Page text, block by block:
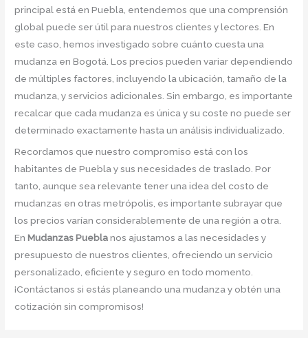
principal está en Puebla, entendemos que una comprensión
global puede ser útil para nuestros clientes y lectores. En
este caso, hemos investigado sobre cuánto cuesta una
mudanza en Bogotá. Los precios pueden variar dependiendo
de múltiples factores, incluyendo la ubicación, tamaño de la
mudanza, y servicios adicionales. Sin embargo, es importante
recalcar que cada mudanza es única y su coste no puede ser
determinado exactamente hasta un análisis individualizado.
Recordamos que nuestro compromiso está con los
habitantes de Puebla y sus necesidades de traslado. Por
tanto, aunque sea relevante tener una idea del costo de
mudanzas en otras metrópolis, es importante subrayar que
los precios varían considerablemente de una región a otra.
EnMudanzas Pueblanos ajustamos a las necesidades y
presupuesto de nuestros clientes, ofreciendo un servicio
personalizado, eficiente y seguro en todo momento.
¡Contáctanos si estás planeando una mudanza y obtén una
cotización sin compromisos!